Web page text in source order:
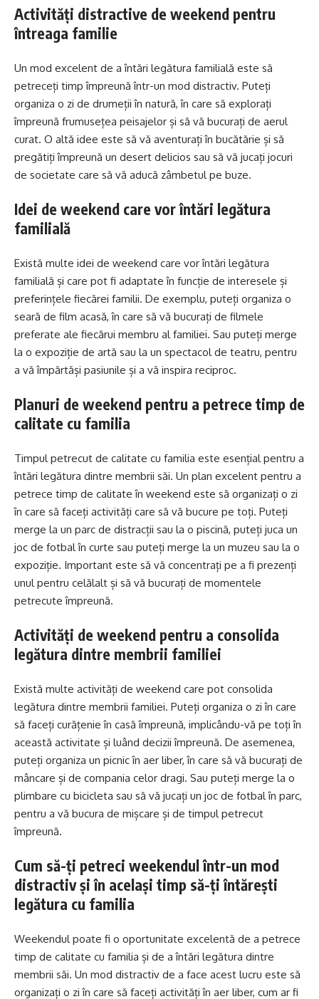
Activități distractive de weekend pentru
întreaga familie
Un mod excelent de a întări legătura familială este să
petreceți timp împreună într-un mod distractiv. Puteți
organiza o zi de drumeții în natură, în care să explorați
împreună frumusețea peisajelor și să vă bucurați de aerul
curat. O altă idee este să vă aventurați în bucătărie și să
pregătiți împreună un desert delicios sau să vă jucați jocuri
de societate care să vă aducă zâmbetul pe buze.
Idei de weekend care vor întări legătura
familială
Există multe idei de weekend care vor întări legătura
familială și care pot fi adaptate în funcție de interesele și
preferințele fiecărei familii. De exemplu, puteți organiza o
seară de film acasă, în care să vă bucurați de filmele
preferate ale fiecărui membru al familiei. Sau puteți merge
la o expoziție de artă sau la un spectacol de teatru, pentru
a vă împărtăși pasiunile și a vă inspira reciproc.
Planuri de weekend pentru a petrece timp de
calitate cu familia
Timpul petrecut de calitate cu familia este esențial pentru a
întări legătura dintre membrii săi. Un plan excelent pentru a
petrece timp de calitate în weekend este să organizați o zi
în care să faceți activități care să vă bucure pe toți. Puteți
merge la un parc de distracții sau la o piscină, puteți juca un
joc de fotbal în curte sau puteți merge la un muzeu sau la o
expoziție. Important este să vă concentrați pe a fi prezenți
unul pentru celălalt și să vă bucurați de momentele
petrecute împreună.
Activități de weekend pentru a consolida
legătura dintre membrii familiei
Există multe activități de weekend care pot consolida
legătura dintre membrii familiei. Puteți organiza o zi în care
să faceți curățenie în casă împreună, implicându-vă pe toți în
această activitate și luând decizii împreună. De asemenea,
puteți organiza un picnic în aer liber, în care să vă bucurați de
mâncare și de compania celor dragi. Sau puteți merge la o
plimbare cu bicicleta sau să vă jucați un joc de fotbal în parc,
pentru a vă bucura de mișcare și de timpul petrecut
împreună.
Cum să-ți petreci weekendul într-un mod
distractiv și în același timp să-ți întărești
legătura cu familia
Weekendul poate fi o oportunitate excelentă de a petrece
timp de calitate cu familia și de a întări legătura dintre
membrii săi. Un mod distractiv de a face acest lucru este să
organizați o zi în care să faceți activități în aer liber, cum ar fi